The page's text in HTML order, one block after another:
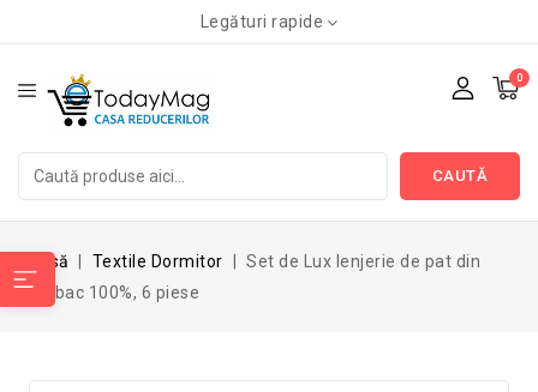
Legături rapide
0
CAUTĂ
Acasă Textile Dormitor
Set de Lux lenjerie de pat din
bumbac 100%, 6 piese